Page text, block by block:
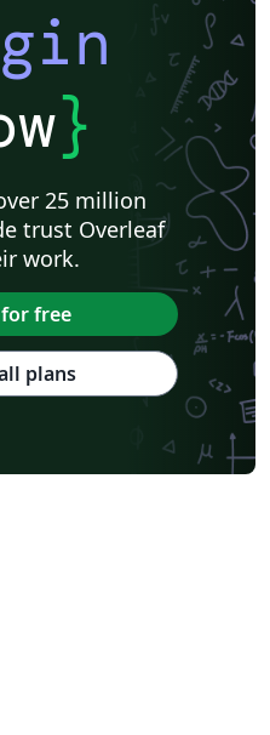
}
25 million
trust Overleaf
work.
free
plans